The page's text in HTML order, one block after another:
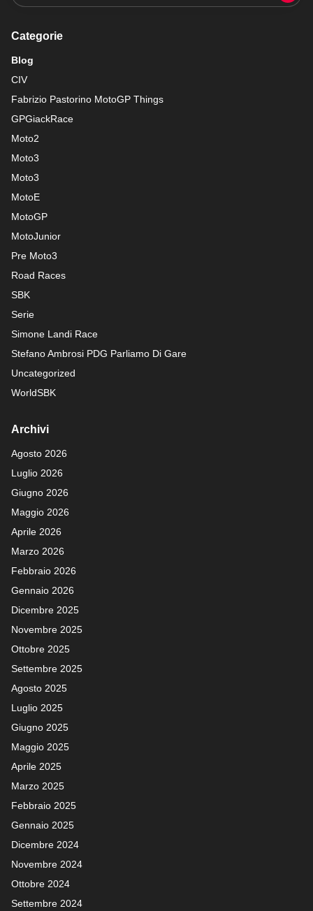
Categorie
Blog
CIV
Fabrizio Pastorino MotoGP Things
GPGiackRace
Moto2
Moto3
Moto3
MotoE
MotoGP
MotoJunior
Pre Moto3
Road Races
SBK
Serie
Simone Landi Race
Stefano Ambrosi PDG Parliamo Di Gare
Uncategorized
WorldSBK
Archivi
Agosto 2026
Luglio 2026
Giugno 2026
Maggio 2026
Aprile 2026
Marzo 2026
Febbraio 2026
Gennaio 2026
Dicembre 2025
Novembre 2025
Ottobre 2025
Settembre 2025
Agosto 2025
Luglio 2025
Giugno 2025
Maggio 2025
Aprile 2025
Marzo 2025
Febbraio 2025
Gennaio 2025
Dicembre 2024
Novembre 2024
Ottobre 2024
Settembre 2024